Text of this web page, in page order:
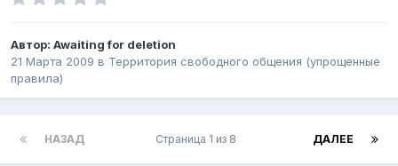
Автор: Awaiting for deletion
21 Марта 2009 в Территория свободного общения (упрощенные
правила)
НАЗАД ДАЛЕЕ
Страница 1 из 8